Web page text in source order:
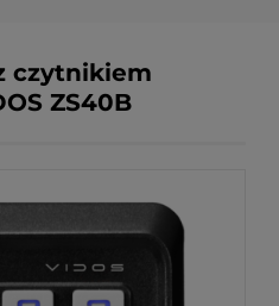
czytnikiem
ZS40B